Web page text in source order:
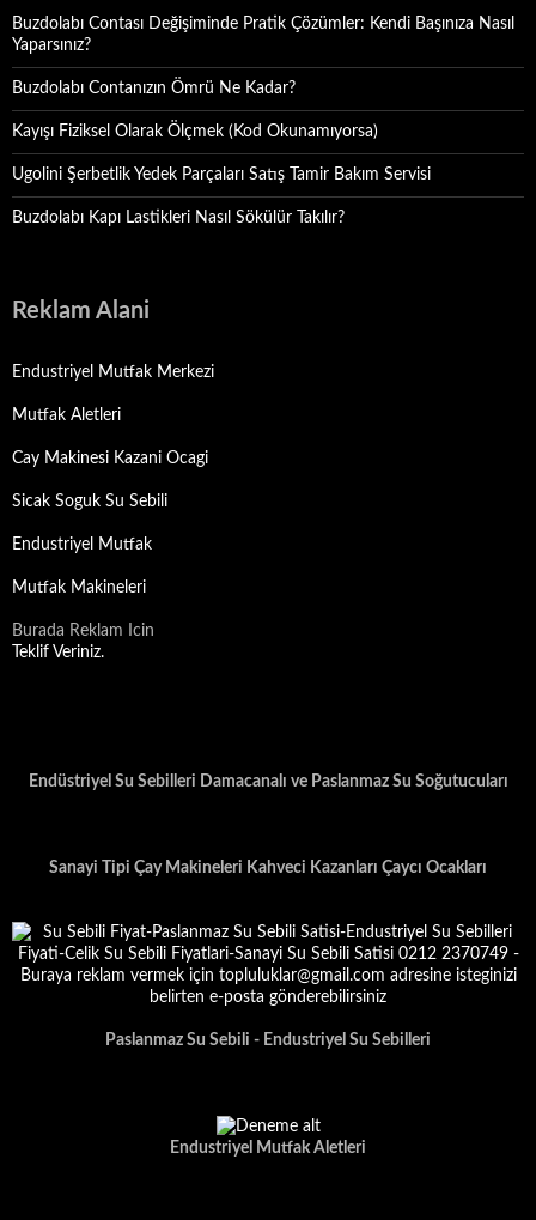
Buzdolabı Contası Değişiminde Pratik Çözümler: Kendi Başınıza Nasıl
Yaparsınız?
Buzdolabı Contanızın Ömrü Ne Kadar?
Kayışı Fiziksel Olarak Ölçmek (Kod Okunamıyorsa)
Ugolini Şerbetlik Yedek Parçaları Satış Tamir Bakım Servisi
Buzdolabı Kapı Lastikleri Nasıl Sökülür Takılır?
Reklam Alani
Endustriyel Mutfak Merkezi
Mutfak Aletleri
Cay Makinesi Kazani Ocagi
Sicak Soguk Su Sebili
Endustriyel Mutfak
Mutfak Makineleri
Burada Reklam Icin
Teklif Veriniz.
Endüstriyel Su Sebilleri Damacanalı ve Paslanmaz Su Soğutucuları
Sanayi Tipi Çay Makineleri Kahveci Kazanları Çaycı Ocakları
Paslanmaz Su Sebili - Endustriyel Su Sebilleri
Endustriyel Mutfak Aletleri